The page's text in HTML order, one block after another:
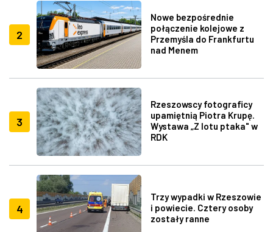
2
Nowe bezpośrednie
połączenie kolejowe z
Przemyśla do Frankfurtu
nad Menem
3
Rzeszowscy fotograficy
upamiętnią Piotra Krupę.
Wystawa „Z lotu ptaka" w
RDK
4
Trzy wypadki w Rzeszowie
i powiecie. Cztery osoby
zostały ranne